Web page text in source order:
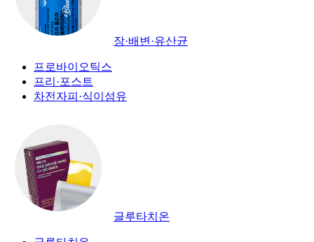
장·배변·유산균
프로바이오틱스
프리·포스트
차전자피·식이섬유
글루타치온